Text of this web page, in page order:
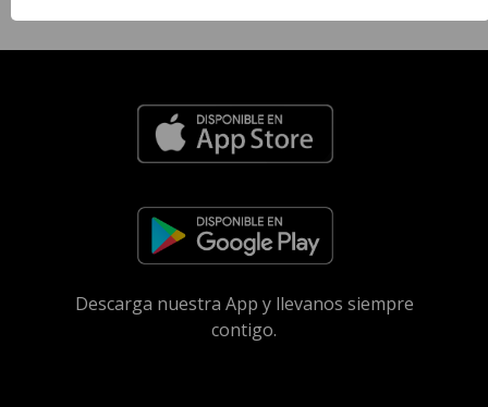
Descarga nuestra App y llevanos siempre
contigo.